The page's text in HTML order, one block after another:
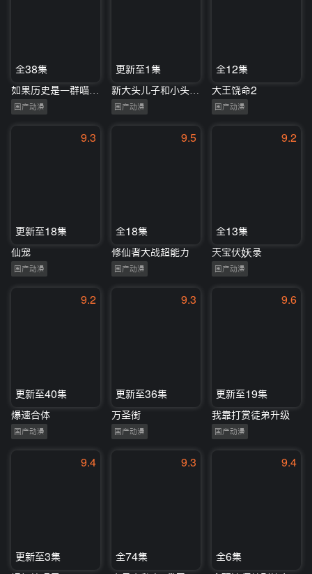
全38集
国产动漫
更新至1集
国产动漫
全12集
大王饶命2
国产动漫
9.3
更新至18集
仙宠
国产动漫
9.5
全18集
修仙者大战超能力
国产动漫
9.2
全13集
天宝伏妖录
国产动漫
9.2
更新至40集
爆速合体
国产动漫
9.3
更新至36集
万圣街
国产动漫
9.6
更新至19集
我靠打赏徒弟升级
国产动漫
9.4
更新至3集
9.3
全74集
9.4
全6集